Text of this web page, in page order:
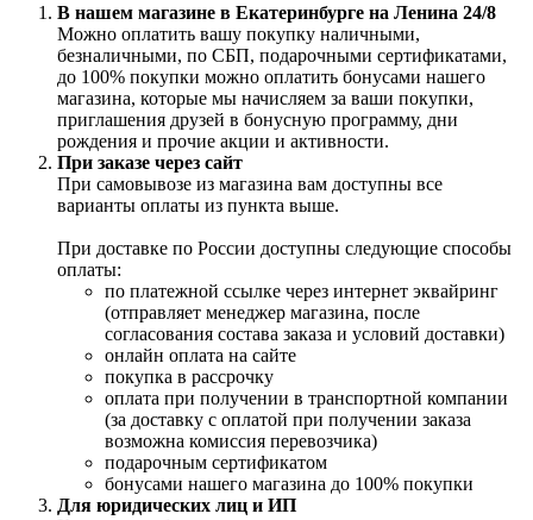
В нашем магазине в Екатеринбурге на Ленина 24/8
Можно оплатить вашу покупку наличными,
безналичными, по СБП, подарочными сертификатами,
до 100% покупки можно оплатить бонусами нашего
магазина, которые мы начисляем за ваши покупки,
приглашения друзей в бонусную программу, дни
рождения и прочие акции и активности.
При заказе через сайт
При самовывозе из магазина вам доступны все
варианты оплаты из пункта выше.
При доставке по России доступны следующие способы
оплаты:
по платежной ссылке через интернет эквайринг
(отправляет менеджер магазина, после
согласования состава заказа и условий доставки)
онлайн оплата на сайте
покупка в рассрочку
оплата при получении в транспортной компании
(за доставку с оплатой при получении заказа
возможна комиссия перевозчика)
подарочным сертификатом
бонусами нашего магазина до 100% покупки
Для юридических лиц и ИП